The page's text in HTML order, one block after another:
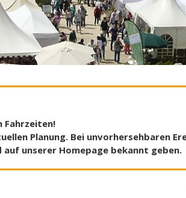
Fahrzeiten!
Planung. Bei unvorhersehbaren
unserer Homepage bekannt geben.